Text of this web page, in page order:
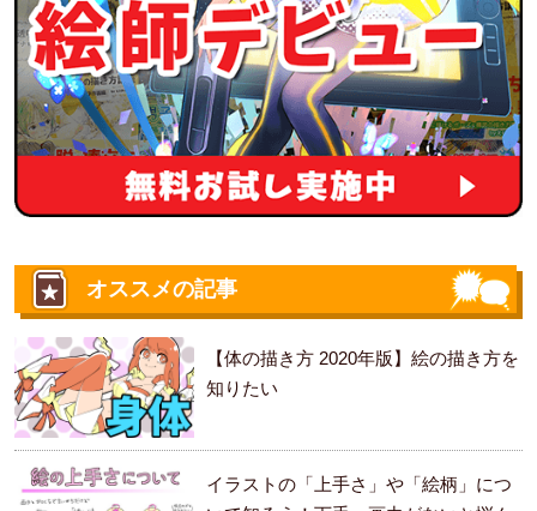
オススメの記事
【体の描き方 2020年版】絵の描き方を
知りたい
イラストの「上手さ」や「絵柄」につ